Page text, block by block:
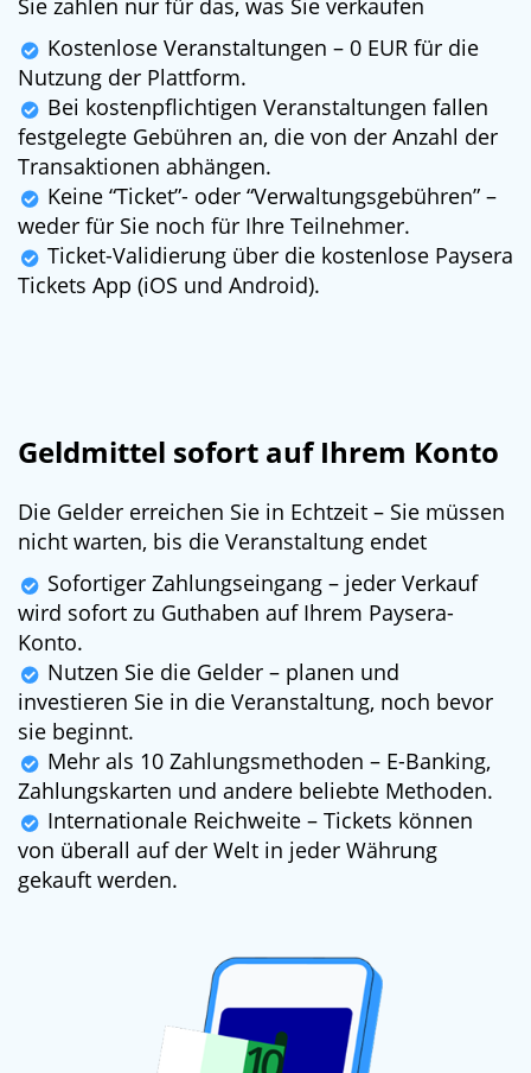
Sie zahlen nur für das, was Sie verkaufen
Kostenlose Veranstaltungen – 0 EUR für die
Nutzung der Plattform.
Bei kostenpflichtigen Veranstaltungen fallen
festgelegte Gebühren an, die von der Anzahl der
Transaktionen abhängen.
Keine “Ticket”- oder “Verwaltungsgebühren” –
weder für Sie noch für Ihre Teilnehmer.
Ticket-Validierung über die kostenlose Paysera
Tickets App (iOS und Android).
Geldmittel sofort auf Ihrem Konto
Die Gelder erreichen Sie in Echtzeit – Sie müssen
nicht warten, bis die Veranstaltung endet
Sofortiger Zahlungseingang – jeder Verkauf
wird sofort zu Guthaben auf Ihrem Paysera-
Konto.
Nutzen Sie die Gelder – planen und
investieren Sie in die Veranstaltung, noch bevor
sie beginnt.
Mehr als 10 Zahlungsmethoden – E-Banking,
Zahlungskarten und andere beliebte Methoden.
Internationale Reichweite – Tickets können
von überall auf der Welt in jeder Währung
gekauft werden.